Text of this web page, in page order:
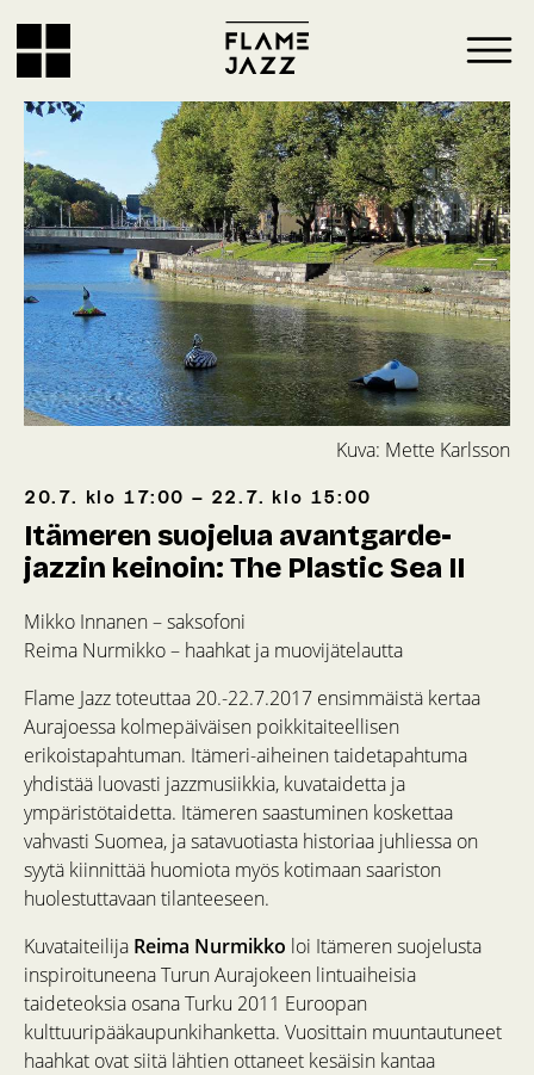
Kuva: Mette Karlsson
20.7. klo 17:00 – 22.7. klo 15:00
Itämeren suojelua avantgarde-
jazzin keinoin: The Plastic Sea II
Mikko Innanen – saksofoni
Reima Nurmikko – haahkat ja muovijätelautta
Flame Jazz toteuttaa 20.-22.7.2017 ensimmäistä kertaa
Aurajoessa kolmepäiväisen poikkitaiteellisen
erikoistapahtuman. Itämeri-aiheinen taidetapahtuma
yhdistää luovasti jazzmusiikkia, kuvataidetta ja
ympäristötaidetta. Itämeren saastuminen koskettaa
vahvasti Suomea, ja satavuotiasta historiaa juhliessa on
syytä kiinnittää huomiota myös kotimaan saariston
huolestuttavaan tilanteeseen.
Kuvataiteilija Reima Nurmikko loi Itämeren suojelusta
inspiroituneena Turun Aurajokeen lintuaiheisia
taideteoksia osana Turku 2011 Euroopan
kulttuuripääkaupunkihanketta. Vuosittain muuntautuneet
haahkat ovat siitä lähtien ottaneet kesäisin kantaa